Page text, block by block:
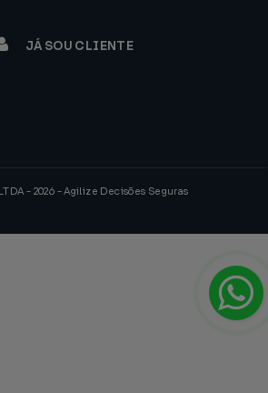
JÁ SOU CLIENTE
- 2026 - Agilize Decisões Seguras